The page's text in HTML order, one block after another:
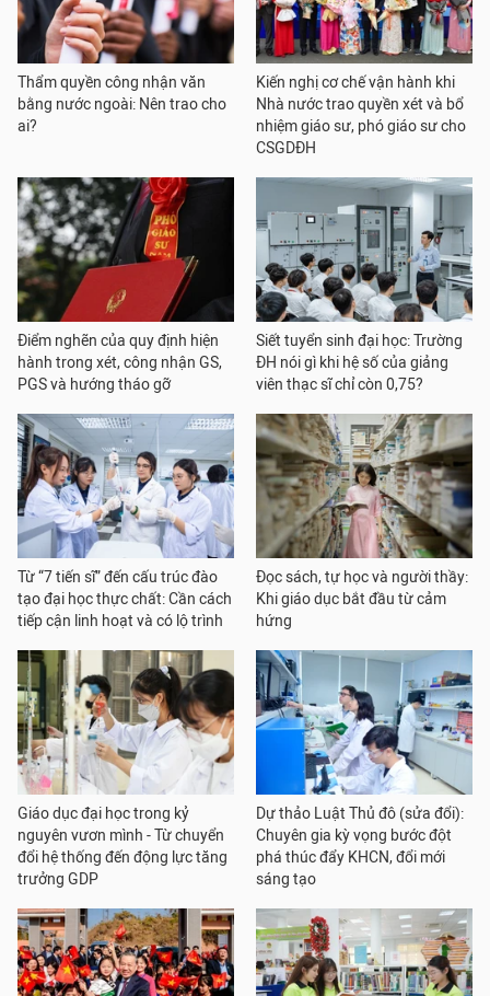
Thẩm quyền công nhận văn
bằng nước ngoài: Nên trao cho
ai?
Kiến nghị cơ chế vận hành khi
Nhà nước trao quyền xét và bổ
nhiệm giáo sư, phó giáo sư cho
CSGDĐH
Điểm nghẽn của quy định hiện
hành trong xét, công nhận GS,
PGS và hướng tháo gỡ
Siết tuyển sinh đại học: Trường
ĐH nói gì khi hệ số của giảng
viên thạc sĩ chỉ còn 0,75?
Từ “7 tiến sĩ” đến cấu trúc đào
tạo đại học thực chất: Cần cách
tiếp cận linh hoạt và có lộ trình
Đọc sách, tự học và người thầy:
Khi giáo dục bắt đầu từ cảm
hứng
Giáo dục đại học trong kỷ
nguyên vươn mình - Từ chuyển
đổi hệ thống đến động lực tăng
trưởng GDP
Dự thảo Luật Thủ đô (sửa đổi):
Chuyên gia kỳ vọng bước đột
phá thúc đẩy KHCN, đổi mới
sáng tạo